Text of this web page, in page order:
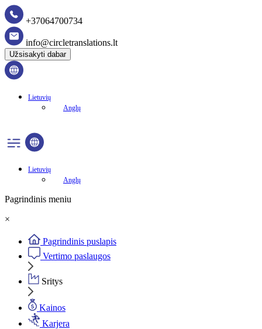
+37064700734
info@circletranslations.lt
Užsisakyti dabar
Lietuvių
Anglų
Lietuvių
Anglų
Pagrindinis meniu
×
Pagrindinis puslapis
Vertimo paslaugos
Sritys
Kainos
Karjera